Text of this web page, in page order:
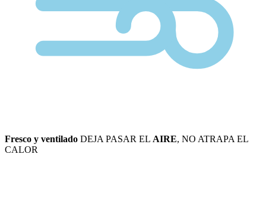
Fresco y ventilado DEJA PASAR EL AIRE, NO ATRAPA EL
CALOR